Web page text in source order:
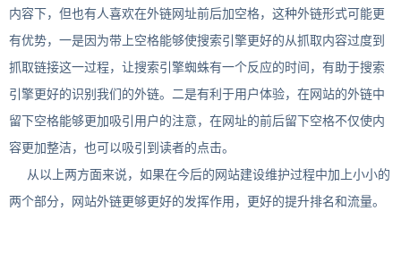
内容下，但也有人喜欢在外链网址前后加空格，这种外链形式可能更
有优势，一是因为带上空格能够使搜索引擎更好的从抓取内容过度到
抓取链接这一过程，让搜索引擎蜘蛛有一个反应的时间，有助于搜索
引擎更好的识别我们的外链。二是有利于用户体验，在网站的外链中
留下空格能够更加吸引用户的注意，在网址的前后留下空格不仅使内
容更加整洁，也可以吸引到读者的点击。
从以上两方面来说，如果在今后的网站建设维护过程中加上小小的
两个部分，网站外链更够更好的发挥作用，更好的提升排名和流量。